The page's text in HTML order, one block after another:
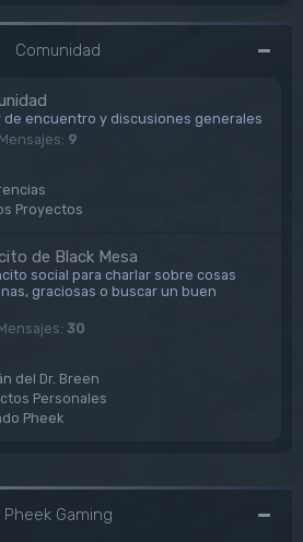
Comunidad
de encuentro y discusiones generales
9
Proyectos
de Black Mesa
social para charlar sobre cosas
graciosas o buscar un buen
30
del Dr. Breen
Personales
Pheek
Pheek Gaming